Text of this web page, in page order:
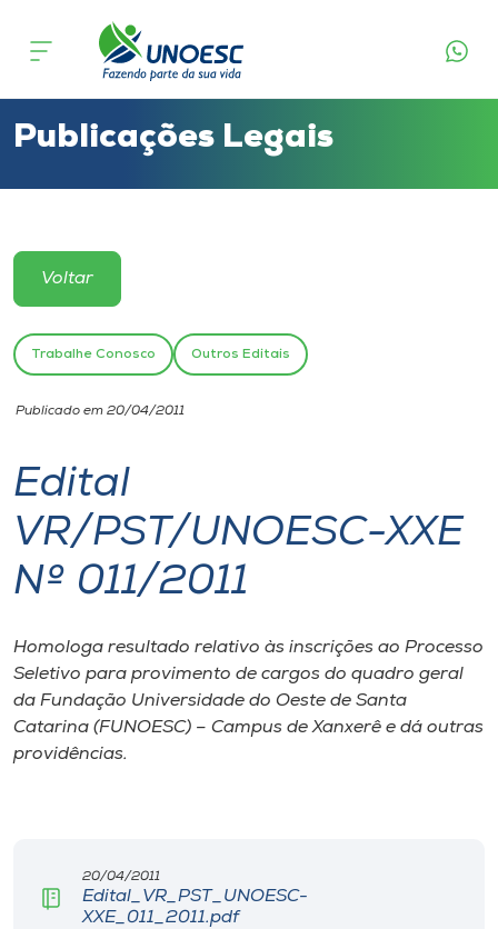
Cursos
Atendimento ao Estudante
Portal de Ensino
Unoesc
Internacionalização
I.nova
Cultura
CPA
Editora
Publicações Legais
Voltar
Trabalhe Conosco Outros Editais
Publicado em 20/04/2011
Edital
VR/PST/UNOESC-XXE
Nº 011/2011
Homologa resultado relativo às inscrições ao Processo
Seletivo para provimento de cargos do quadro geral
da Fundação Universidade do Oeste de Santa
Catarina (FUNOESC) – Campus de Xanxerê e dá outras
providências.
20/04/2011
Edital_VR_PST_UNOESC-
XXE_011_2011.pdf